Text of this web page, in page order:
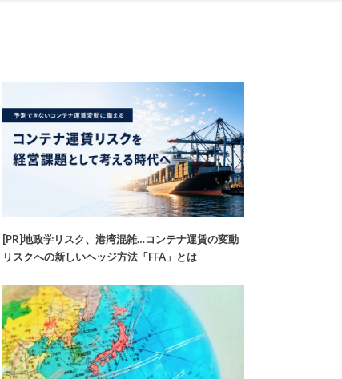
[PR]地政学リスク、港湾混雑…コンテナ運賃の変動
リスクへの新しいヘッジ方法「FFA」とは